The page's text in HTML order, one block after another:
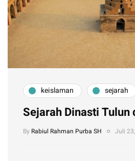
keislaman sejarah
Sejarah Dinasti Tulun
By Rabiul Rahman Purba SH Juli